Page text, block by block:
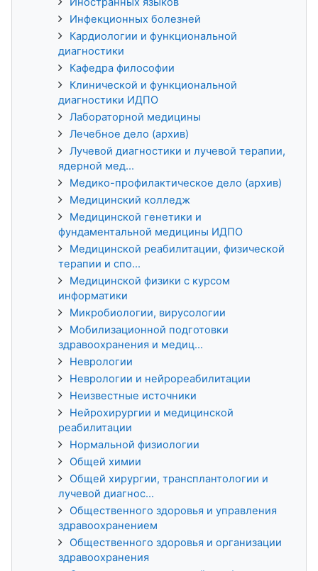
Инфекционных болезней
Кардиологии и функциональной
диагностики
Кафедра философии
Клинической и функциональной
диагностики ИДПО
Лабораторной медицины
Лечебное дело (архив)
Лучевой диагностики и лучевой терапии,
ядерной мед...
Медико-профилактическое дело (архив)
Медицинский колледж
Медицинской генетики и
фундаментальной медицины ИДПО
Медицинской реабилитации, физической
терапии и спо...
Медицинской физики с курсом
информатики
Микробиологии, вирусологии
Мобилизационной подготовки
здравоохранения и медиц...
Неврологии
Неврологии и нейрореабилитации
Неизвестные источники
Нейрохирургии и медицинской
реабилитации
Нормальной физиологии
Общей химии
Общей хирургии, трансплантологии и
лучевой диагнос...
Общественного здоровья и управления
здравоохранением
Общественного здоровья и организации
здравоохранения